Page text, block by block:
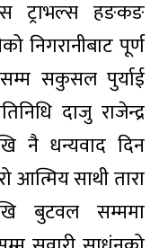
ट्राभल्स हङकङ
निगरानीबाट पूर्ण
सकुसल पुर्याई
दाजु राजेन्द्र
नै धन्यवाद दिन
साथी तारा
बुटवल सम्ममा